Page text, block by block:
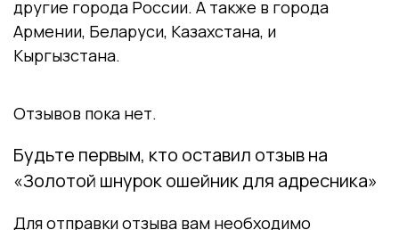
другие города России. А также в города
Армении, Беларуси, Казахстана, и
Кыргызстана.
Отзывов пока нет.
Будьте первым, кто оставил отзыв на
«Золотой шнурок ошейник для адресника»
Для отправки отзыва вам необходимо